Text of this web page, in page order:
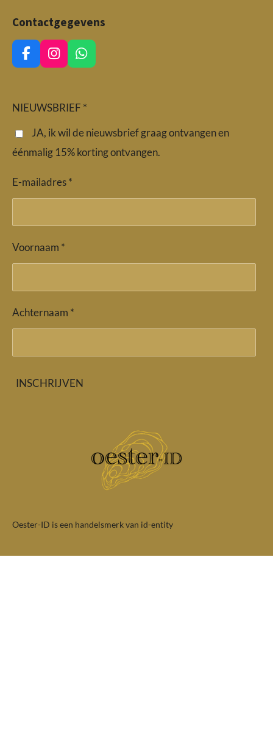
Contactgegevens
F
a
b
I
n
a
r
m
W
h
s
p
NIEUWSBRIEF *
JA, ik wil de nieuwsbrief graag ontvangen en
éénmalig 15% korting ontvangen.
E-mailadres *
Voornaam *
Achternaam *
INSCHRIJVEN
Oester-ID is een handelsmerk van id-entity